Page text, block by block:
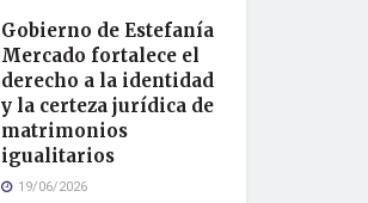
Gobierno de Estefanía
Mercado fortalece el
derecho a la identidad
y la certeza jurídica de
matrimonios
igualitarios
19/06/2026